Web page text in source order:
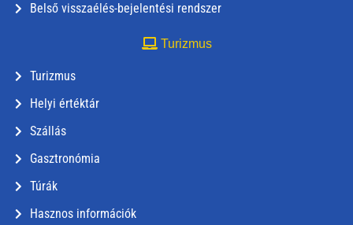
Belső visszaélés-bejelentési rendszer
Turizmus
Turizmus
Helyi értéktár
Szállás
Gasztronómia
Túrák
Hasznos információk